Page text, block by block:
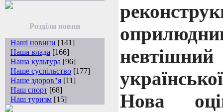
Розділи новин
Наші новини [141]
Наша влада [166]
Наша культура [96]
Наше суспільство [177]
Наше здоров"я [11]
Наш спорт [68]
Наш туризм [15]
Нова